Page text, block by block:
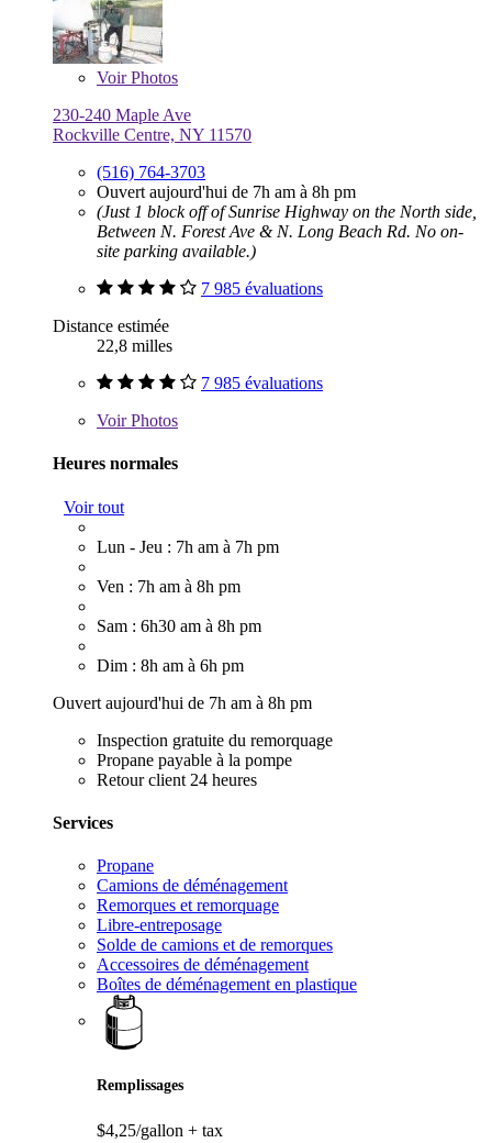
VoirPhotos
230-240 Maple Ave
Rockville Centre, NY 11570
(516) 764-3703
Ouvert aujourd'hui de 7h am à 8h pm
(Just 1 block off of Sunrise Highway on the North side,
Between N. Forest Ave & N. Long Beach Rd. No on-
site parking available.)
7 985 évaluations
Distance estimée
22,8 milles
7 985 évaluations
VoirPhotos
Heures normales
Voir tout
Lun - Jeu : 7h am à 7h pm
Ven : 7h am à 8h pm
Sam : 6h30 am à 8h pm
Dim : 8h am à 6h pm
Ouvert aujourd'hui de 7h am à 8h pm
Inspection gratuite du remorquage
Propane payable à la pompe
Retour client 24 heures
Services
Propane
Camions de déménagement
Remorques et remorquage
Libre-entreposage
Solde de camions et de remorques
Accessoires de déménagement
Boîtes de déménagement en plastique
Remplissages
$4,25/gallon + tax